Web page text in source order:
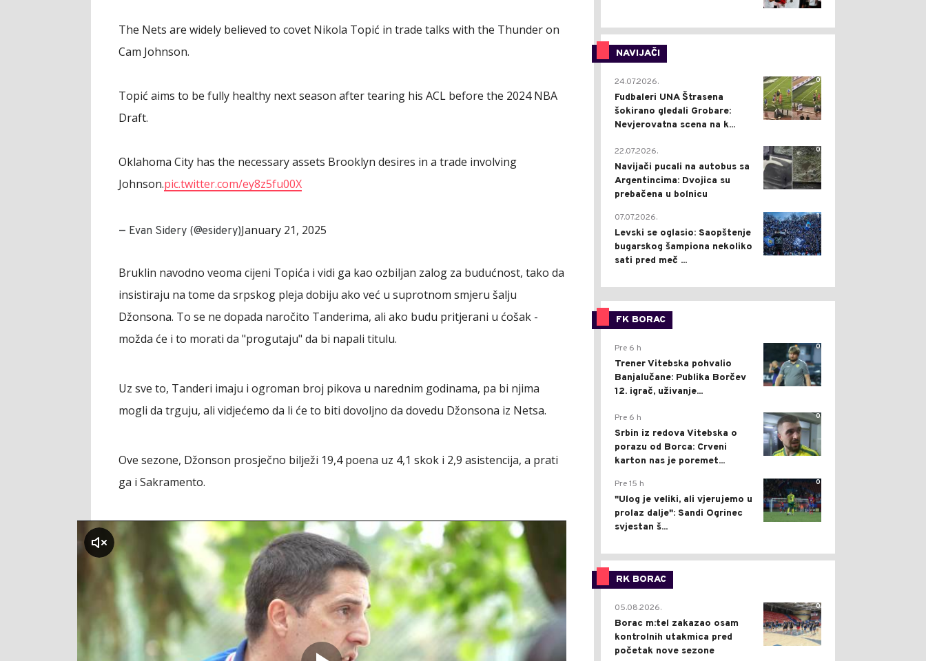
The Nets are widely believed to covet Nikola Topić in trade talks with the Thunder on
Cam Johnson.
Topić aims to be fully healthy next season after tearing his ACL before the 2024 NBA
Draft.
Oklahoma City has the necessary assets Brooklyn desires in a trade involving
Johnson.pic.twitter.com/ey8z5fu00X
— Evan Sidery (@esidery)January 21, 2025
Bruklin navodno veoma cijeni Topića i vidi ga kao ozbiljan zalog za budućnost, tako da
insistiraju na tome da srpskog pleja dobiju ako već u suprotnom smjeru šalju
Džonsona. To se ne dopada naročito Tanderima, ali ako budu pritjerani u ćošak -
možda će i to morati da "progutaju" da bi napali titulu.
Uz sve to, Tanderi imaju i ogroman broj pikova u narednim godinama, pa bi njima
mogli da trguju, ali vidjećemo da li će to biti dovoljno da dovedu Džonsona iz Netsa.
Ove sezone, Džonson prosječno bilježi 19,4 poena uz 4,1 skok i 2,9 asistencija, a prati
ga i Sakramento.
klikni za zvuk
NAVIJAČI
0
24.07.2026.
Fudbaleri UNA Štrasena
šokirano gledali Grobare:
Nevjerovatna scena na k...
0
22.07.2026.
Navijači pucali na autobus sa
Argentincima: Dvojica su
prebačena u bolnicu
1
07.07.2026.
Levski se oglasio: Saopštenje
bugarskog šampiona nekoliko
sati pred meč ...
FK BORAC
0
Pre 6 h
Trener Vitebska pohvalio
Banjalučane: Publika Borčev
12. igrač, uživanje...
0
Pre 6 h
Srbin iz redova Vitebska o
porazu od Borca: Crveni
karton nas je poremet...
0
Pre 15 h
"Ulog je veliki, ali vjerujemo u
prolaz dalje": Sandi Ogrinec
svjestan š...
RK BORAC
0
05.08.2026.
Borac m:tel zakazao osam
kontrolnih utakmica pred
početak nove sezone